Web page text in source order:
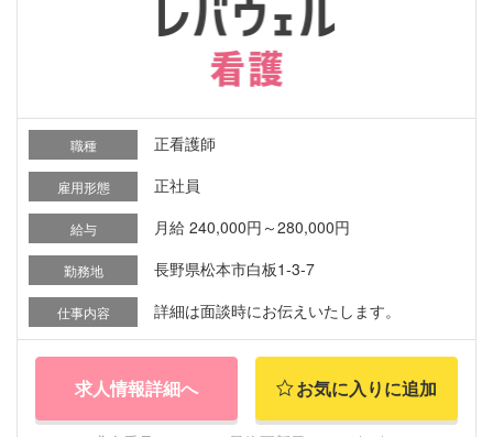
職種 正看護師
雇用形態 正社員
給与 月給 240,000円～280,000円
勤務地 長野県松本市白板1-3-7
仕事内容 詳細は面談時にお伝えいたします。
求人情報詳細へ お気に入りに追加